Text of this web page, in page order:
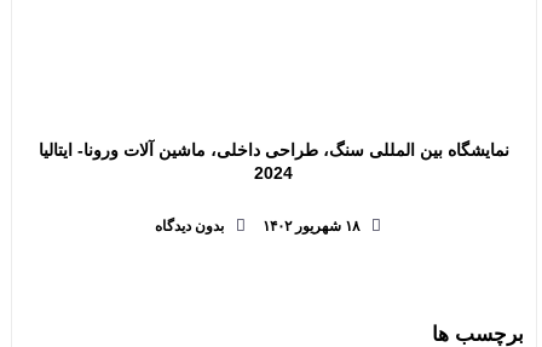
نمایشگاه بین المللی سنگ، طراحی داخلی، ماشین آلات ورونا- ایتالیا
2024
۱۸ شهریور ۱۴۰۲ بدون دیدگاه
برچسب ها